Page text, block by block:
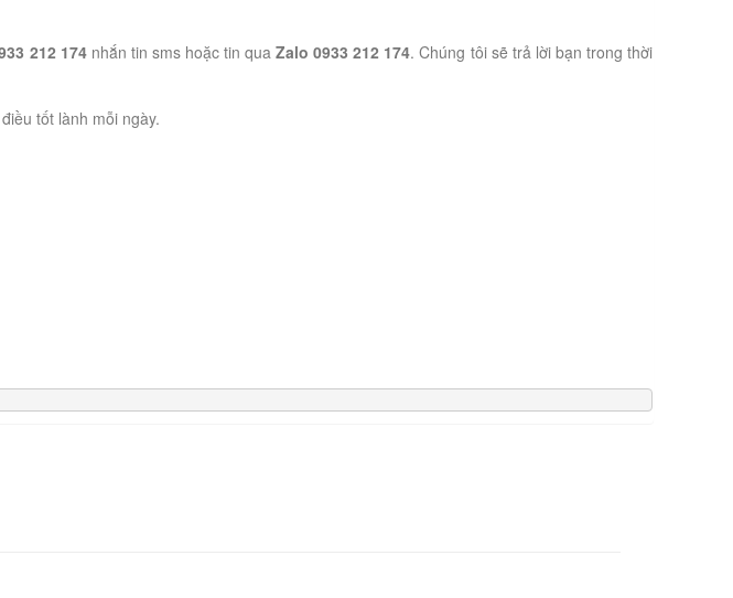
212 174 nhắn tin sms hoặc tin quaZalo 0933 212 174. Chúng tôi sẽ trả lời bạn trong thời
tốt lành mỗi ngày.